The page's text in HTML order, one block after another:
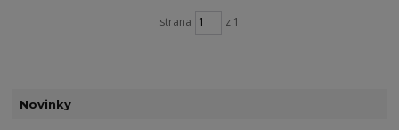
strana z 1
Novinky